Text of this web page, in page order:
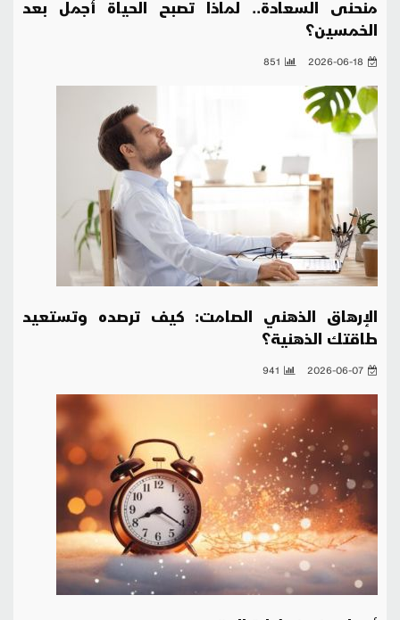
منحنى السعادة.. لماذا تصبح الحياة أجمل بعد
الخمسين؟
2026-06-18
851
الإرهاق الذهني الصامت: كيف ترصده وتستعيد
طاقتك الذهنية؟
2026-06-07
941